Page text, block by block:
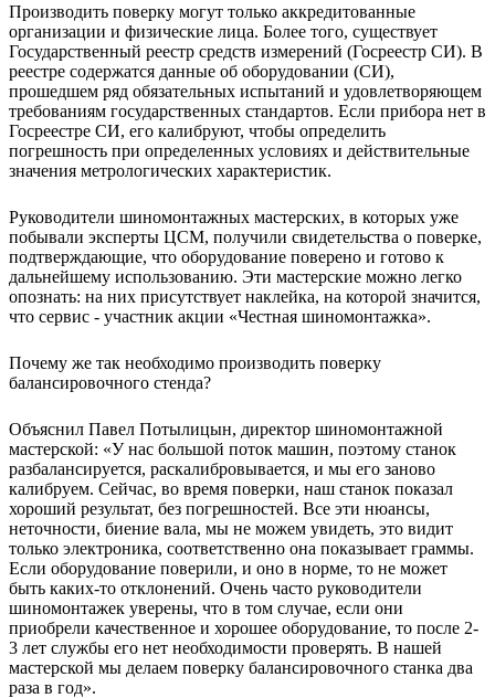
Производить поверку могут только аккредитованные
организации и физические лица. Более того, существует
Государственный реестр средств измерений (Госреестр СИ). В
реестре содержатся данные об оборудовании (СИ),
прошедшем ряд обязательных испытаний и удовлетворяющем
требованиям государственных стандартов. Если прибора нет в
Госреестре СИ, его калибруют, чтобы определить
погрешность при определенных условиях и действительные
значения метрологических характеристик.
Руководители шиномонтажных мастерских, в которых уже
побывали эксперты ЦСМ, получили свидетельства о поверке,
подтверждающие, что оборудование поверено и готово к
дальнейшему использованию. Эти мастерские можно легко
опознать: на них присутствует наклейка, на которой значится,
что сервис - участник акции «Честная шиномонтажка».
Почему же так необходимо производить поверку
балансировочного стенда?
Объяснил Павел Потылицын, директор шиномонтажной
мастерской: «У нас большой поток машин, поэтому станок
разбалансируется, раскалибровывается, и мы его заново
калибруем. Сейчас, во время поверки, наш станок показал
хороший результат, без погрешностей. Все эти нюансы,
неточности, биение вала, мы не можем увидеть, это видит
только электроника, соответственно она показывает граммы.
Если оборудование поверили, и оно в норме, то не может
быть каких-то отклонений. Очень часто руководители
шиномонтажек уверены, что в том случае, если они
приобрели качественное и хорошее оборудование, то после 2-
3 лет службы его нет необходимости проверять. В нашей
мастерской мы делаем поверку балансировочного станка два
раза в год».